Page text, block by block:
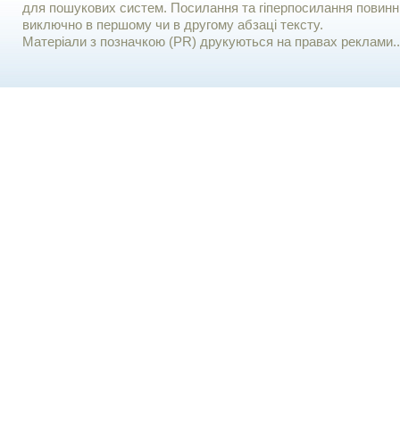
для пошукових систем. Посилання та гіперпосилання
виключно в першому чи в другому абзаці тексту.
Матеріали з позначкою (PR) друкуються на правах реклами..